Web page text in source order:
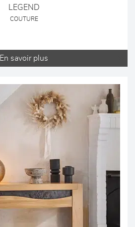
LEGEND
COUTURE
En savoir plus